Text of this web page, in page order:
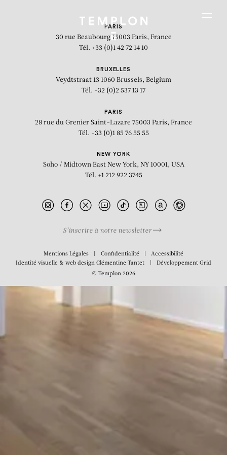
PARIS
30 rue Beaubourg 75003 Paris, France
Tél. +33 (0)1 42 72 14 10
BRUXELLES
Veydtstraat 13 1060 Brussels, Belgium
Tél. +32 (0)2 537 13 17
PARIS
28 rue du Grenier Saint-Lazare 75003 Paris, France
Tél. +33 (0)1 85 76 55 55
NEW YORK
Soho / Midtown East New York, NY 10001, USA
Tél. +1 212 922 3745
S’inscrire à notre newsletter
Mentions Légales Confidentialité
Accessibilité
Identité visuelle & web designClémentine Tantet Développement Grid
© Templon 2026